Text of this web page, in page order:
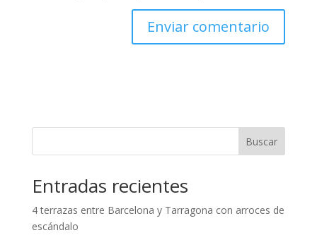
Buscar
Entradas recientes
4 terrazas entre Barcelona y Tarragona con arroces de
escándalo